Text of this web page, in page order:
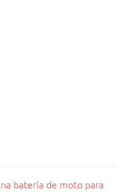
batería de moto para